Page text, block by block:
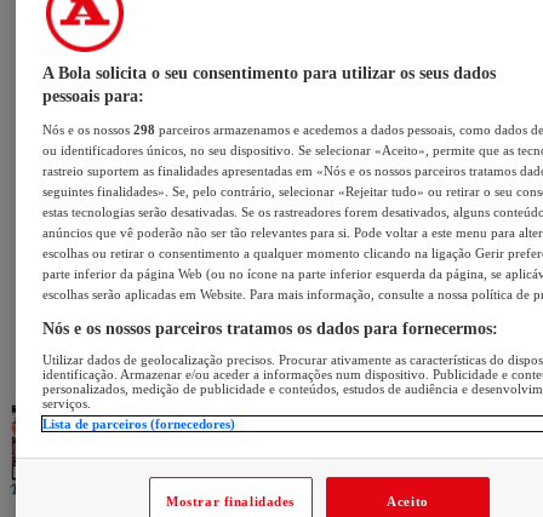
A Bola solicita o seu consentimento para utilizar os seus dados
pessoais para:
Nós e os nossos298 parceiros armazenamos e acedemos a dados pessoais, como dados
ou identificadores únicos, no seu dispositivo. Se selecionar «Aceito», permite que as
rastreio suportem as finalidades apresentadas em «Nós e os nossos parceiros tratamos
seguintes finalidades». Se, pelo contrário, selecionar «Rejeitar tudo» ou retirar o seu
estas tecnologias serão desativadas. Se os rastreadores forem desativados, alguns
anúncios que vê poderão não ser tão relevantes para si. Pode voltar a este menu para
escolhas ou retirar o consentimento a qualquer momento clicando na ligação Gerir
parte inferior da página Web (ou no ícone na parte inferior esquerda da página, se
escolhas serão aplicadas em Website. Para mais informação, consulte a nossa política de
Nós e os nossos parceiros tratamos os dados para fornecermos:
Utilizar dados de geolocalização precisos. Procurar ativamente as características do
identificação. Armazenar e/ou aceder a informações num dispositivo. Publicidade e
personalizados, medição de publicidade e conteúdos, estudos de audiência e
serviços.
Lista de parceiros (fornecedores)
Mostrar finalidades Aceito